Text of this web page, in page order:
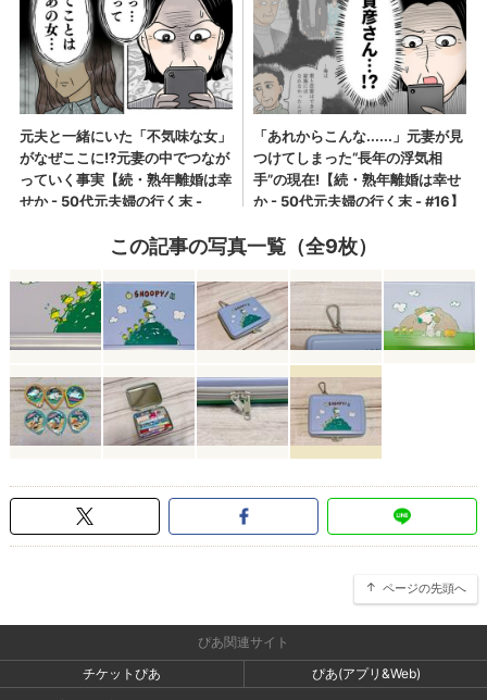
この記事の写真一覧（全9枚）
ページの先頭へ
ぴあ関連サイト
チケットぴあ
ぴあ(アプリ&Web)